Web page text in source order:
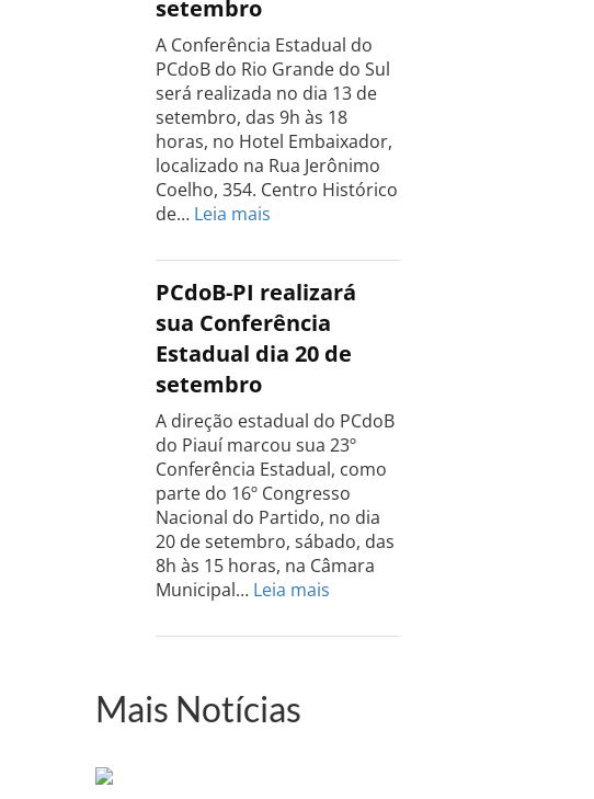
realizada
18
de
setembro
setembro
A Conferência Estadual do
PCdoB do Rio Grande do Sul
será realizada no dia 13 de
setembro, das 9h às 18
horas, no Hotel Embaixador,
localizado na Rua Jerônimo
Coelho, 354. Centro Histórico
de… Leia mais
do
PCdoB
Rio
Grande
do
dia
13
de
setembro
PCdoB-PI realizará
sua Conferência
Estadual dia 20 de
setembro
A direção estadual do PCdoB
do Piauí marcou sua 23º
Conferência Estadual, como
parte do 16º Congresso
Nacional do Partido, no dia
20 de setembro, sábado, das
8h às 15 horas, na Câmara
Municipal… Leia mais
PI
Mais Notícias